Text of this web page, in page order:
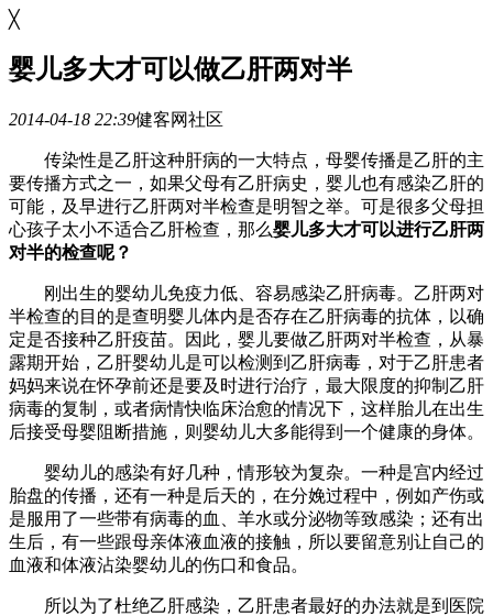
╳
婴儿多大才可以做乙肝两对半
2014-04-18 22:39健客网社区
传染性是乙肝这种肝病的一大特点，母婴传播是乙肝的主
要传播方式之一，如果父母有乙肝病史，婴儿也有感染乙肝的
可能，及早进行乙肝两对半检查是明智之举。可是很多父母担
心孩子太小不适合乙肝检查，那么婴儿多大才可以进行乙肝两
对半的检查呢？
刚出生的婴幼儿免疫力低、容易感染乙肝病毒。乙肝两对
半检查的目的是查明婴儿体内是否存在乙肝病毒的抗体，以确
定是否接种乙肝疫苗。因此，婴儿要做乙肝两对半检查，从暴
露期开始，乙肝婴幼儿是可以检测到乙肝病毒，对于乙肝患者
妈妈来说在怀孕前还是要及时进行治疗，最大限度的抑制乙肝
病毒的复制，或者病情快临床治愈的情况下，这样胎儿在出生
后接受母婴阻断措施，则婴幼儿大多能得到一个健康的身体。
婴幼儿的感染有好几种，情形较为复杂。一种是宫内经过
胎盘的传播，还有一种是后天的，在分娩过程中，例如产伤或
是服用了一些带有病毒的血、羊水或分泌物等致感染；还有出
生后，有一些跟母亲体液血液的接触，所以要留意别让自己的
血液和体液沾染婴幼儿的伤口和食品。
所以为了杜绝乙肝感染，乙肝患者最好的办法就是到医院